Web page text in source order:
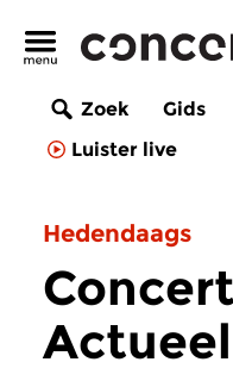
Zoek Gids
Luister live
Hedendaags
Actueel